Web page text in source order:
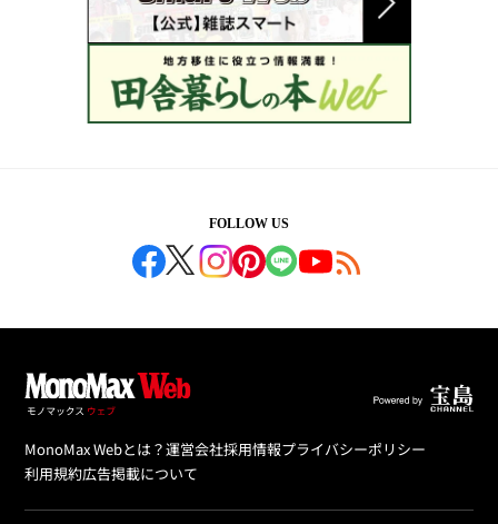
FOLLOW US
MonoMax Webとは？運営会社採用情報プライバシーポリシー
利用規約広告掲載について